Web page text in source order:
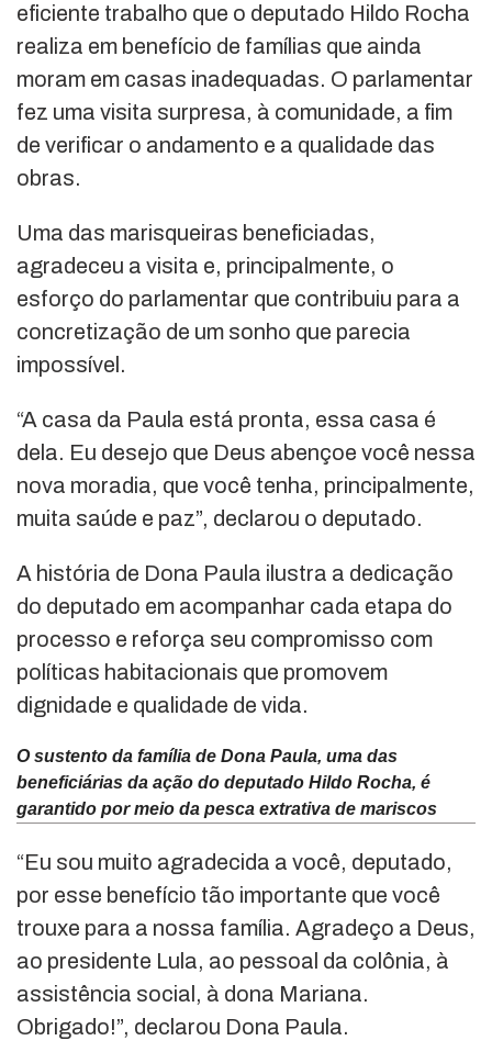
eficiente trabalho que o deputado Hildo Rocha
realiza em benefício de famílias que ainda
moram em casas inadequadas. O parlamentar
fez uma visita surpresa, à comunidade, a fim
de verificar o andamento e a qualidade das
obras.
Uma das marisqueiras beneficiadas,
agradeceu a visita e, principalmente, o
esforço do parlamentar que contribuiu para a
concretização de um sonho que parecia
impossível.
“A casa da Paula está pronta, essa casa é
dela. Eu desejo que Deus abençoe você nessa
nova moradia, que você tenha, principalmente,
muita saúde e paz”, declarou o deputado.
A história de Dona Paula ilustra a dedicação
do deputado em acompanhar cada etapa do
processo e reforça seu compromisso com
políticas habitacionais que promovem
dignidade e qualidade de vida.
O sustento da família de Dona Paula, uma das
beneficiárias da ação do deputado Hildo Rocha, é
garantido por meio da pesca extrativa de mariscos
“Eu sou muito agradecida a você, deputado,
por esse benefício tão importante que você
trouxe para a nossa família. Agradeço a Deus,
ao presidente Lula, ao pessoal da colônia, à
assistência social, à dona Mariana.
Obrigado!”, declarou Dona Paula.